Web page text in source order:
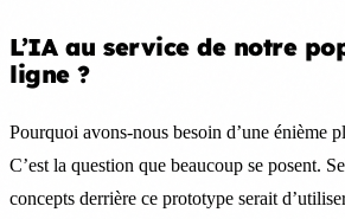
L’IA au service de notre
ligne ?
Pourquoi avons-nous besoin d’une énième
C’est la question que beaucoup se posent.
concepts derrière ce prototype serait